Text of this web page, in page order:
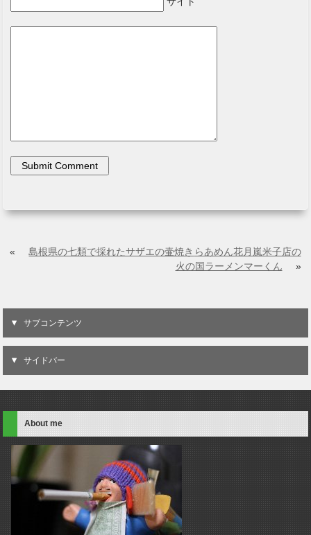
« 島根県の七類で採れたサザエの壷焼き らあめん花月嵐米子店の
火の国ラーメンマーくん
»
サブコンテンツ
サイドバー
About me